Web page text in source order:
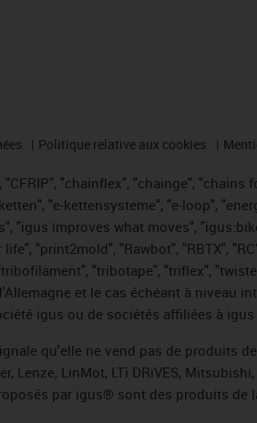
Politique relative aux cookies
"chainflex", "chainge",
"e-kettensysteme", "e-loop",
"igus improves what moves",
"print2mold", "Rawbot", "RBTX",
"tribotape", "triflex",
et le cas échéant à niveau
igus ou de sociétés affiliées à
qu'elle ne vend pas de produits
Lenze, LinMot, LTi DRiVES,
par igus® sont des produits de